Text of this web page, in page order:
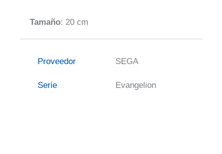
Tamaño: 20 cm
Proveedor SEGA
Serie Evangelion